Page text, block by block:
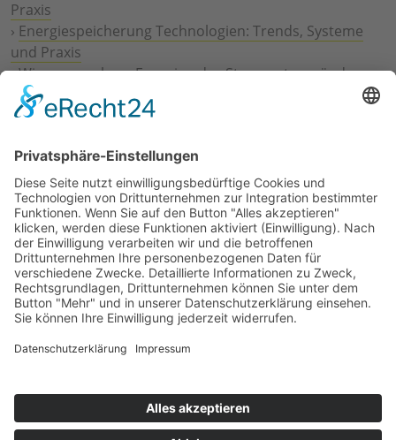
Praxis
› Energiespeicherung Technologien: Trends, Systeme
und Praxis
›Wie erneuerbare Energien das Stromnetz verändern
Digitalisierung Energiewirtschaft: Effizienz, Netze und
Prozesse
Geschäftsmodelle
›Vorstandswechsel Westenergie: Böddeling übernimmt
befristet
›Wasserstoff-Hochlauf: Dialog, Infrastruktur und
konkrete Schritte
›Solaranlage Regenbogenfarben: FC St. Pauli und
LichtBlick installieren erste weltweite Anlage
Jetzt an der STUDIE360 teilnehmen
Wir möchten Transparenz mit einheitlichen Kriterien
kostenlose Teilnahme wichtig. Die Ergebnisse werden
umgehend nach Teilnahme und Auswertung auf